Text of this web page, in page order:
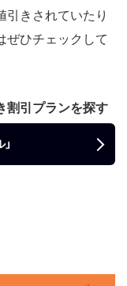
引きされていたり
ぜひチェックして
割引プランを探す